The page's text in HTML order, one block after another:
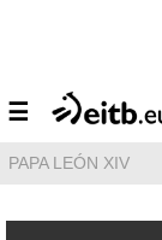
☰
PAPA LEÓN XIV